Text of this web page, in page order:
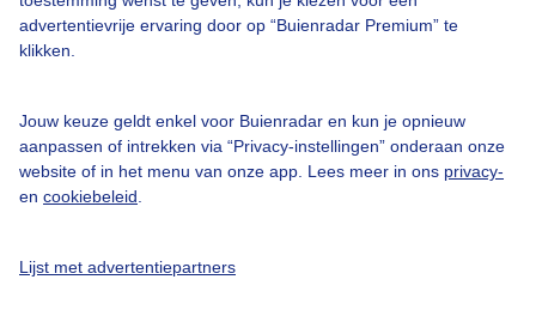
advertentievrije ervaring door op “Buienradar Premium” te
klikken.
Jouw keuze geldt enkel voor Buienradar en kun je opnieuw
aanpassen of intrekken via “Privacy-instellingen” onderaan onze
website of in het menu van onze app. Lees meer in ons privacy-
en cookiebeleid
Lijst met advertentiepartners
Contact
Toegankelijkheid
Adverteren
Buienradar Team
Privacy beleid